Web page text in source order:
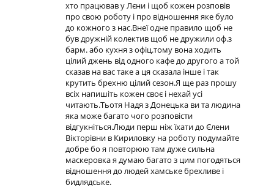
хто працював у Лєни і щоб кожен розповів
про свою роботу і про відношення яке було
до кожного з нас.Внеї одне правило щоб не
був дружній колектив щоб не дружили оф.з
барм. або кухня з офіц.тому вона ходить
цілий джень від одного кафе до другого а той
сказав на вас таке а ця сказала інше і так
крутить брехню цілий сезон.Я ще раз прошу
всіх напишіть кожен своє і нехай усі
читають.Тьотя Надя з Донецька ви та людина
яка може багато чого розповісти
відгукніться.Люди перш ніж їхати до Єлени
Вікторівни в Кириловку на роботу подумайте
добре бо я повторюю там дуже сильна
маскеровка я думаю багато з цим погодяться
відношення до людей хамське брехливе і
бидлядське.